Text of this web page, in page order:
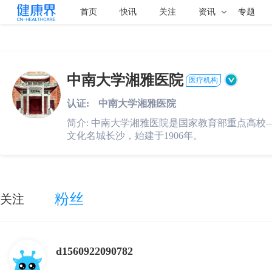
首页 快讯 关注 资讯 专题
中南大学湘雅医院 医疗机构
认证:
中南大学湘雅医院
简介: 中南大学湘雅医院是国家教育部重点高
文化名城长沙，始建于1906年。
关注 粉丝
d1560922090782